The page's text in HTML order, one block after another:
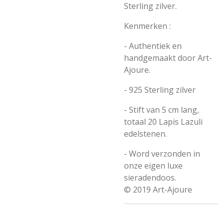
Sterling zilver.
Kenmerken :
- Authentiek en
handgemaakt door Art-
Ajoure.
- 925 Sterling zilver
- Stift van 5 cm lang,
totaal 20 Lapis Lazuli
edelstenen.
- Word verzonden in
onze eigen luxe
sieradendoos.
© 2019 Art-Ajoure